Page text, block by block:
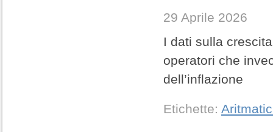
29 Aprile 2026
I dati sulla
operatori che
dell’inflazione
Etichette: